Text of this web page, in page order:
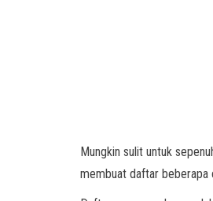
Mungkin sulit untuk
membuat daftar beberapa